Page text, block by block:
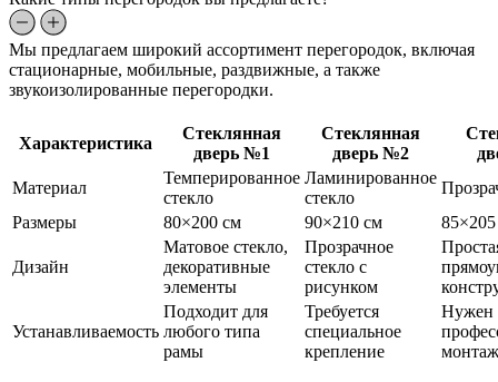
Мы предлагаем широкий ассортимент перегородок, включая
стационарные, мобильные, раздвижные, а также
звукоизолированные перегородки.
Характеристика
Стеклянная
дверь №1
Стеклянная
дверь №2
Материал
Темперированное
стекло
Ламинированное
стекло
Размеры
80×200 см 90×210 см
Дизайн
Матовое стекло,
декоративные
элементы
Прозрачное
стекло с
рисунком
Устанавливаемость
Подходит для
любого типа
рамы
Требуется
специальное
крепление
Нужен
монтаж